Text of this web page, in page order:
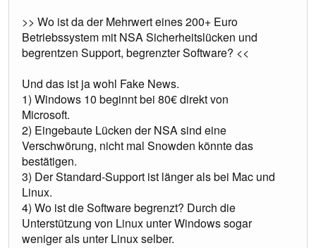
>> Wo ist da der Mehrwert eines 200+ Euro
Betriebssystem mit NSA Sicherheitslücken und
begrentzen Support, begrenzter Software? <<
Und das ist ja wohl Fake News.
1) Windows 10 beginnt bei 80€ direkt von
Microsoft.
2) Eingebaute Lücken der NSA sind eine
Verschwörung, nicht mal Snowden könnte das
bestätigen.
3) Der Standard-Support ist länger als bei Mac und
Linux.
4) Wo ist die Software begrenzt? Durch die
Unterstützung von Linux unter Windows sogar
weniger als unter Linux selber.